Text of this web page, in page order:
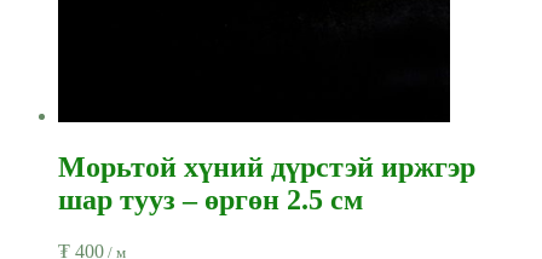
Морьтой хүний дүрстэй иржгэр
шар тууз – өргөн 2.5 см
₮ 400 / м